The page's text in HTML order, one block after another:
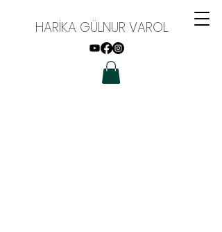
HARİKA GÜLNUR VAROL